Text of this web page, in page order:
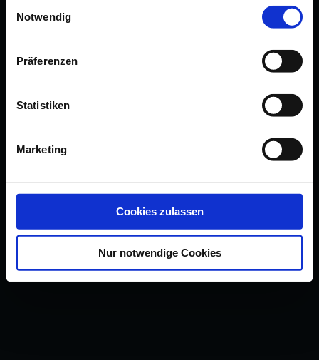
Notwendig
Präferenzen
Statistiken
Marketing
Cookies zulassen
Nur notwendige Cookies